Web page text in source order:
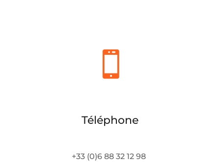

Téléphone
+33 (0)6 88 32 12 98